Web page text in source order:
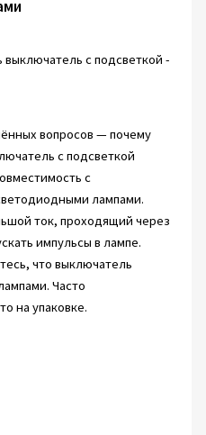
вопросов — почему
с подсветкой
с
лампами.
ток, проходящий через
импульсы в лампе.
что выключатель
Часто
на упаковке.